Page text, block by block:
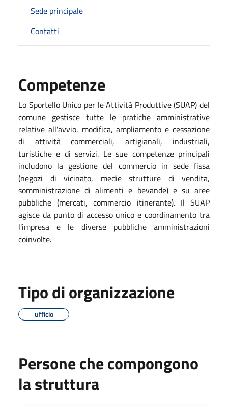
Sede principale
Contatti
Competenze
Lo Sportello Unico per le Attività Produttive (SUAP) del
comune gestisce tutte le pratiche amministrative
relative all'avvio, modifica, ampliamento e cessazione
di attività commerciali, artigianali, industriali,
turistiche e di servizi. Le sue competenze principali
includono la gestione del commercio in sede fissa
(negozi di vicinato, medie strutture di vendita,
somministrazione di alimenti e bevande) e su aree
pubbliche (mercati, commercio itinerante). Il SUAP
agisce da punto di accesso unico e coordinamento tra
l'impresa e le diverse pubbliche amministrazioni
coinvolte.
Tipo di organizzazione
ufficio
Persone che compongono
la struttura